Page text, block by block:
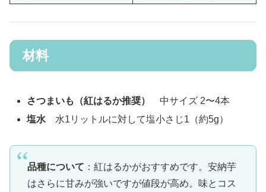
材料
さつまいも（紅はるか推奨）
中サイズ 2〜4本
塩水 水1リットルに対して塩小さじ1（約5g）
品種について ：紅はるかがおすすめです。安納芋
はさらに甘みが強いですが値段が高め。味とコス